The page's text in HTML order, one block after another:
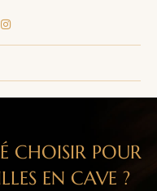
CHOISIR POUR
EN CAVE ?